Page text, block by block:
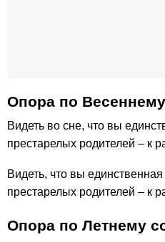
Опора по
Видеть во сне, что вы
престарелых родителей – к
Видеть, что вы
престарелых родителей – к
Опора по Летнему